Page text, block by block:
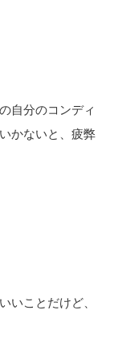
自分のコンディ
かないと、疲弊
いことだけど、